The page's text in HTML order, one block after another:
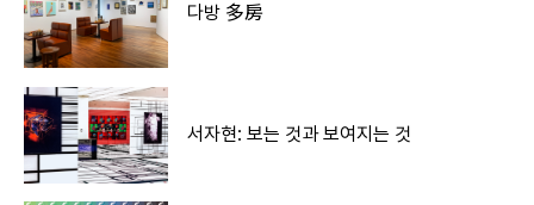
다방 多房
서자현: 보는 것과 보여지는 것